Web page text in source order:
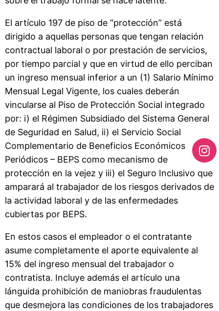
El artículo 197 de piso de “protección” está
dirigido a aquellas personas que tengan relación
contractual laboral o por prestación de servicios,
por tiempo parcial y que en virtud de ello perciban
un ingreso mensual inferior a un (1) Salario Mínimo
Mensual Legal Vigente, los cuales deberán
vincularse al Piso de Protección Social integrado
por: i) el Régimen Subsidiado del Sistema General
de Seguridad en Salud, ii) el Servicio Social
Complementario de Beneficios Económicos
Periódicos – BEPS como mecanismo de
protección en la vejez y iii) el Seguro Inclusivo que
amparará al trabajador de los riesgos derivados de
la actividad laboral y de las enfermedades
cubiertas por BEPS.
En estos casos el empleador o el contratante
asume completamente el aporte equivalente al
15% del ingreso mensual del trabajador o
contratista. Incluye además el artículo una
lánguida prohibición de maniobras fraudulentas
que desmejora las condiciones de los trabajadores